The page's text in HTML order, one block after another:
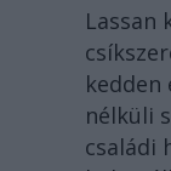
Lassan
nélküli
családi